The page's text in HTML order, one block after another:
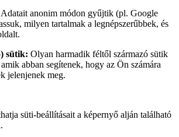
Adatait anonim módon gyűjtik (pl. Google
milyen tartalmak a legnépszerűbbek, és
sütik: Olyan harmadik féltől származó sütik
abban segítenek, hogy az Ön számára
jelenjenek meg.
süti-beállításait a képernyő alján található